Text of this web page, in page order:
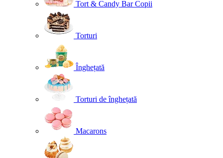
Tort & Candy Bar Copii
Torturi
Înghețată
Torturi de înghețată
Macarons